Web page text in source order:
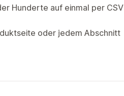
Hunderte auf einmal per CSV
oder jedem Abschnitt